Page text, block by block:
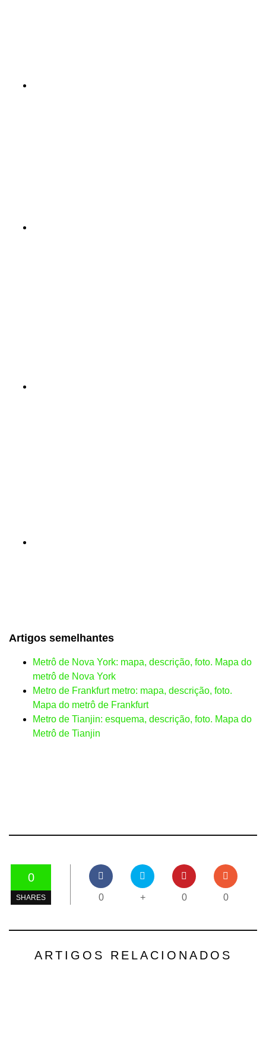
Artigos semelhantes
Metrô de Nova York: mapa, descrição, foto. Mapa do
metrô de Nova York
Metro de Frankfurt metro: mapa, descrição, foto.
Mapa do metrô de Frankfurt
Metro de Tianjin: esquema, descrição, foto. Mapa do
Metrô de Tianjin
0
SHARES 0 + 0 0
ARTIGOS RELACIONADOS